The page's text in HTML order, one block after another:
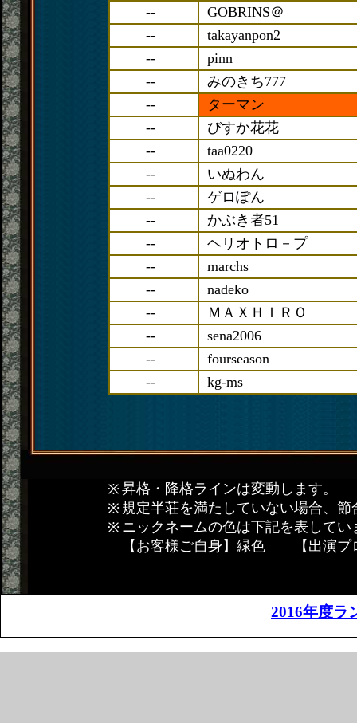
--
GOBRINS＠
--
takayanpon2
--
pinn
--
みのきち777
--
ターマン
--
びすか花花
--
taa0220
--
いぬわん
--
ゲロぽん
--
かぶき者51
--
ヘリオトロ－プ
--
marchs
--
nadeko
--
ＭＡＸＨＩＲＯ
--
sena2006
--
fourseason
--
kg-ms
昇格・降格ラインは変動します。
規定半荘を満たしていない場合、
ニックネームの色は下記を表してい
【お客様ご自身】緑色 【出演
2016年度ラ